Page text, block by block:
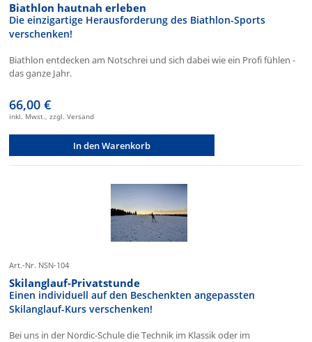
Biathlon hautnah erleben
Die einzigartige Herausforderung des Biathlon-Sports
verschenken!
Biathlon entdecken am Notschrei und sich dabei wie ein Profi fühlen -
das ganze Jahr.
66,00 €
inkl. Mwst., zzgl. Versand
In den Warenkorb
Art.-Nr. NSN-104
Skilanglauf-Privatstunde
Einen individuell auf den Beschenkten angepassten
Skilanglauf-Kurs verschenken!
Bei uns in der Nordic-Schule die Technik im Klassik oder im